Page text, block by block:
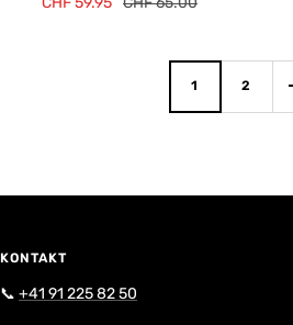
1 2
KONTAKT
📞 +41 91 225 82 50